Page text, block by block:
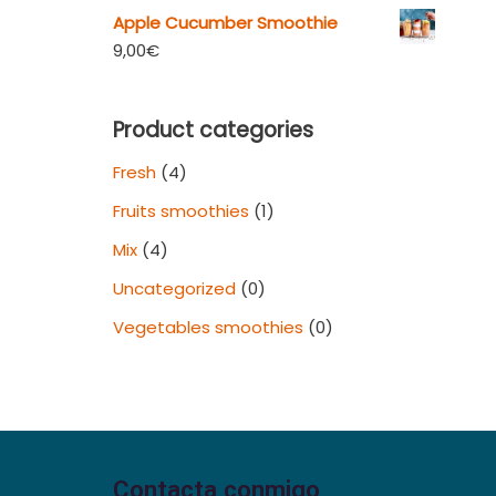
Apple Cucumber Smoothie
9,00€
Product categories
Fresh (4)
Fruits smoothies (1)
Mix (4)
Uncategorized (0)
Vegetables smoothies (0)
Contacta conmigo